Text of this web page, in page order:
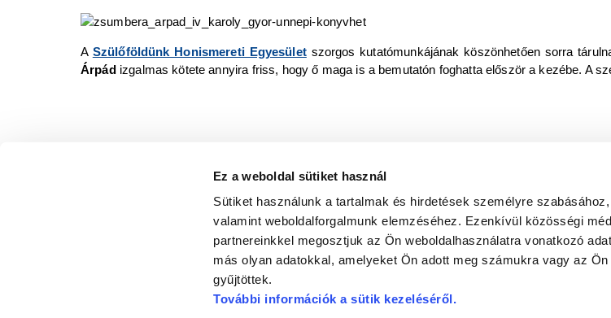
Ez a weboldal sütiket használ
Sütiket használunk a tartalmak és hirdetések személyre
valamint weboldalforgalmunk elemzéséhez. Ezenkívül közösségi
partnereinkkel megosztjuk az Ön weboldalhasználatra vonatkozó
más olyan adatokkal, amelyeket Ön adott meg számukra vagy az
gyűjtöttek.
További információk a sütik kezeléséről.
A Szülőföldünk Honismereti Egyesületszorgos kutatómunkájának köszönhetően sorra
Árpád izgalmas kötete annyira friss, hogy ő maga is a bemutatón foghatta először a kezébe. A
Zsumbera Árpád: Győr és IV. Károly; p. 51.
Zsumbera Árpád: Győr és IV. Károly; p. 54.
GYŐRI SZALONaDR. KOVÁCS PÁL KÖNYVTÁR ÉS KÖZÖSSÉGI TÉR